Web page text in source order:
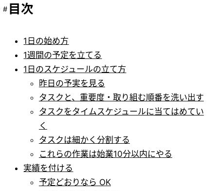
目次
1日の始め方
1週間の予定を立てる
1日のスケジュールの立て方
昨日の予実を見る
タスクと、重要度・取り組む順番を洗い出す
タスクをタイムスケジュールに当てはめてい
く
タスクは細かく分割する
これらの作業は始業10分以内にやる
実績を付ける
予定どおりなら OK